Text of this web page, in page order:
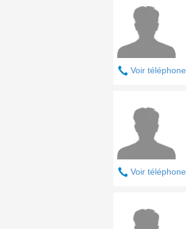
Voir téléphone
Voir téléphone